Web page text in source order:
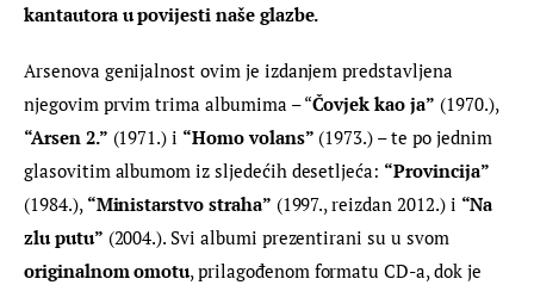
kantautora u povijesti naše glazbe.
Arsenova genijalnost ovim je izdanjem predstavljena
njegovim prvim trima albumima – “Čovjek kao ja” (1970.),
“Arsen 2.” (1971.) i “Homo volans” (1973.) – te po jednim
glasovitim albumom iz sljedećih desetljeća: “Provincija”
(1984.), “Ministarstvo straha” (1997., reizdan 2012.) i “Na
zlu putu” (2004.). Svi albumi prezentirani su u svom
originalnom omotu, prilagođenom formatu CD-a, dok je